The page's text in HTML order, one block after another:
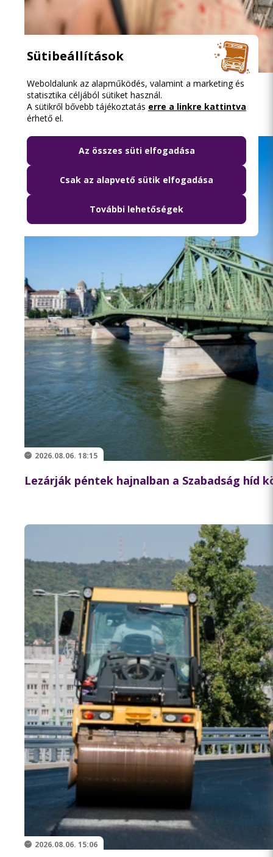
Közösségi közlekedéssel a Szigetre
2026.08.06. 18:15
Lezárják péntek hajnalban a Szabadság híd
2026.08.06. 15:06
Sütibeállítások
Weboldalunk az alapműködés, valamint a marketing és
statisztika céljából sütiket használ.
A sütikről bővebb tájékoztatás erre a linkre kattintva
érhető el.
Az összes süti elfogadása
Csak az alapvető sütik elfogadása
További lehetőségek